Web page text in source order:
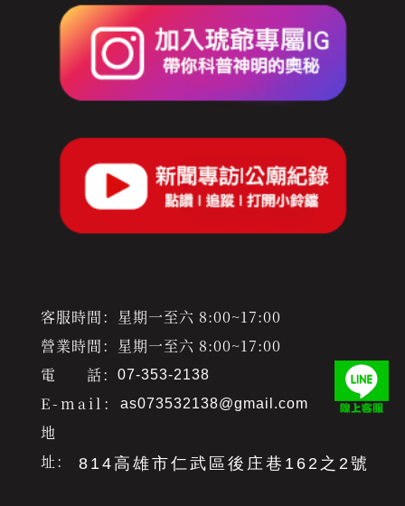
客服時間：星期一至六 8:00~17:00
營業時間：星期一至六 8:00~17:00
電 話：
07-353-2138
E-mail： as073532138@gmail.com
地
址：
814高雄市仁武區後庄巷162之2號